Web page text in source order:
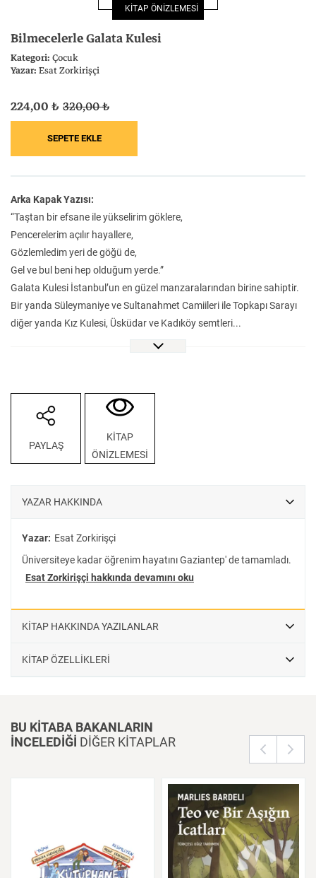
Felsefe Kesişimler
İnsan ve Toplum
Klasik
KİTAP ÖNİZLEMESİ
Bilmecelerle Galata Kulesi
Kategori:Çocuk
Yazar:Esat Zorkirişçi
Arka Kapak Yazısı:
“Taştan bir efsane ile yükselirim göklere,
Pencerelerim açılır hayallere,
Gözlemledim yeri de göğü de,
Gel ve bul beni hep olduğum yerde.”
Galata Kulesi İstanbul’un en güzel manzaralarından birine sahiptir.
Bir yanda Süleymaniye ve Sultanahmet Camiileri ile Topkapı Sarayı
diğer yanda Kız Kulesi, Üsküdar ve Kadıköy semtleri...
“Bilmecelerle Topkapı Sarayı” kitabımızdan sonra kahramanlarımız
İstanbul martıları ile sohbet edecekler. Mimar Sinan’ın gözünden
Galata’nın eşsiz konumu ve çok daha fazlası bu kitapta!
224,00 ₺ 320,00 ₺
PAYLAŞ
KİTAP
ÖNİZLEMESİ
YAZAR HAKKINDA
Yazar: Esat Zorkirişçi
Üniversiteye kadar öğrenim hayatını Gaziantep' de tamamladı.
Esat Zorkirişçi hakkında devamını oku
KİTAP HAKKINDA YAZILANLAR
KİTAP ÖZELLİKLERİ
BU KİTABA BAKANLARIN
İNCELEDİĞİ DİĞER KİTAPLAR